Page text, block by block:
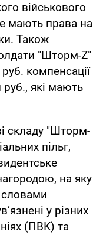
військового
мають права на
Також
"Шторм-Z"
компенсації
які мають
складу "Шторм-
пільг,
на яку
словами
у різних
(ПВК) та